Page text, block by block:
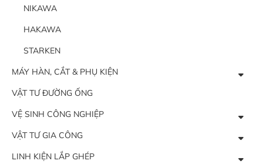
NIKAWA
HAKAWA
STARKEN
MÁY HÀN, CẮT & PHỤ KIỆN
VẬT TƯ ĐƯỜNG ỐNG
VỆ SINH CÔNG NGHIỆP
VẬT TƯ GIA CÔNG
LINH KIỆN LẮP GHÉP